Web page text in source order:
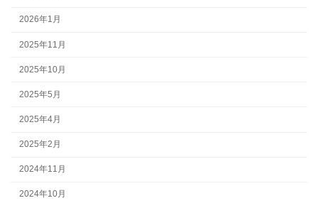
2026年1月
2025年11月
2025年10月
2025年5月
2025年4月
2025年2月
2024年11月
2024年10月